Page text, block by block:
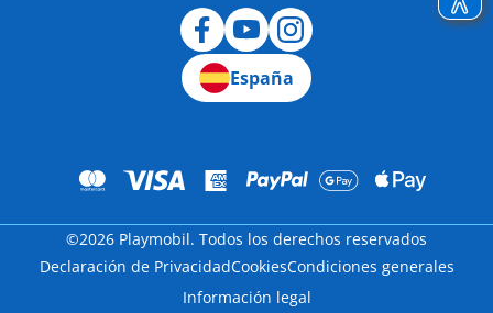
España
©2026 Playmobil. Todos los derechos reservados
Declaración de PrivacidadCookiesCondiciones generales
Información legal